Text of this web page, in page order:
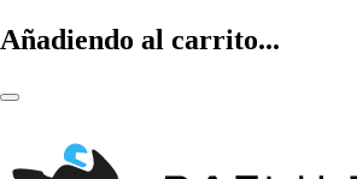
Añadiendo al carrito...